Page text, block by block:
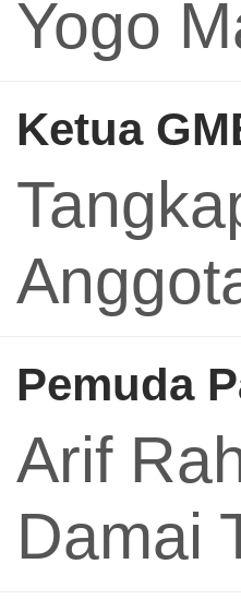
Yogo
Ketua
Pemuda
Arif
Damai